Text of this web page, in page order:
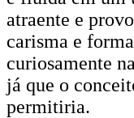
atraente e
carisma e
curiosamente
já que o
permitiria.